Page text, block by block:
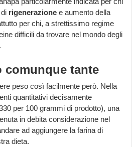
rigenerazione e aumento della
per chi, a strettissimo regime
difficili da trovare nel mondo degli
comunque tante
peso così facilmente però. Nella
quantitativi decisamente
per 100 grammi di prodotto), una
in debita considerazione nel
ad aggiungere la farina di
dieta.